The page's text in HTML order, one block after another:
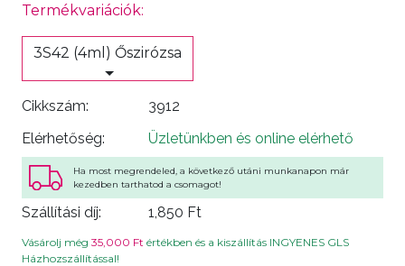
Termékvariációk:
3S42 (4ml) Őszirózsa
Cikkszám:
3912
Elérhetőség:
Üzletünkben és online elérhető
Ha most megrendeled, a következő utáni munkanapon már
kezedben tarthatod a csomagot!
Szállítási díj: 1,850 Ft
Vásárolj még 35,000 Ft értékben és a kiszállítás INGYENES GLS
Házhozszállítással!